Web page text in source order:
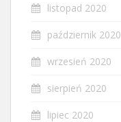
listopad 2020
październik 2020
wrzesień 2020
sierpień 2020
lipiec 2020